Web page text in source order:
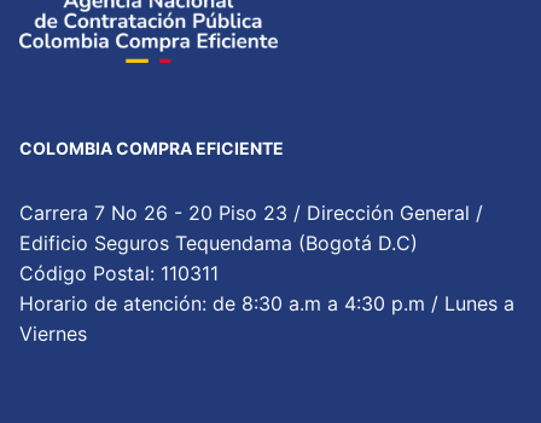
COLOMBIA COMPRA EFICIENTE
Carrera 7 No 26 - 20 Piso 23 / Dirección General /
Edificio Seguros Tequendama (Bogotá D.C)
Código Postal: 110311
Horario de atención: de 8:30 a.m a 4:30 p.m / Lunes a
Viernes